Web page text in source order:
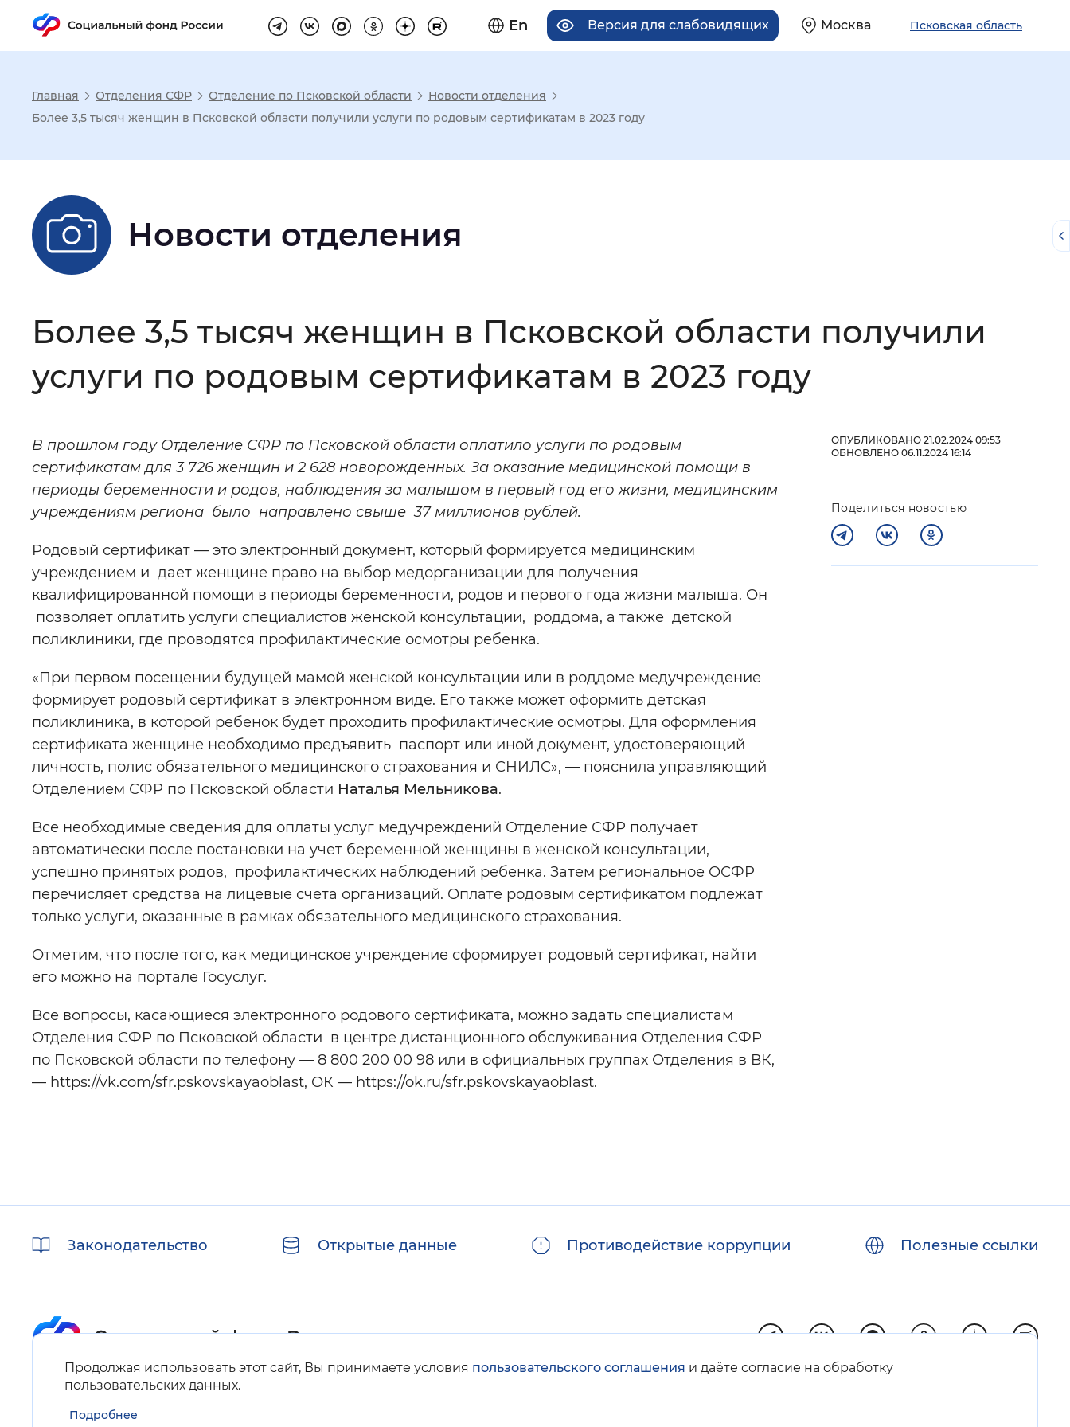
En Версия для слабовидящих Москва Псковская область
Настройка режима отображения
Шрифт: Без засечек С засечками
Большой
Цвет сайта Монохромный Инверсивный монохромный Синий фон
Изображения: Включены Выключены
Звуковой ассистент: Воспроизвести Остановить
Вернуть стандартные настройки
Главная Отделения СФР Отделение по Псковской области
Новости отделения
Более 3,5 тысяч женщин в Псковской области получили услуги по родовым сертификатам в 2023 году
Новости отделения
Более 3,5 тысяч женщин в Псковской области получили
услуги по родовым сертификатам в 2023 году
В прошлом году Отделение СФР по Псковской области оплатило услуги по родовым
сертификатам для 3 726 женщин и 2 628 новорожденных. За оказание медицинской помощи в
периоды беременности и родов, наблюдения за малышом в первый год его жизни, медицинским
учреждениям региона было направлено свыше 37 миллионов рублей.
Родовый сертификат — это электронный документ, который формируется медицинским
учреждением и дает женщине право на выбор медорганизации для получения
квалифицированной помощи в периоды беременности, родов и первого года жизни малыша. Он
позволяет оплатить услуги специалистов женской консультации, роддома, а также детской
поликлиники, где проводятся профилактические осмотры ребенка.
«При первом посещении будущей мамой женской консультации или в роддоме медучреждение
формирует родовый сертификат в электронном виде. Его также может оформить детская
поликлиника, в которой ребенок будет проходить профилактические осмотры. Для оформления
сертификата женщине необходимо предъявить паспорт или иной документ, удостоверяющий
личность, полис обязательного медицинского страхования и СНИЛС», — пояснила управляющий
Отделением СФР по Псковской области Наталья Мельникова.
Все необходимые сведения для оплаты услуг медучреждений Отделение СФР получает
автоматически после постановки на учет беременной женщины в женской консультации,
успешно принятых родов, профилактических наблюдений ребенка. Затем региональное ОСФР
перечисляет средства на лицевые счета организаций. Оплате родовым сертификатом подлежат
только услуги, оказанные в рамках обязательного медицинского страхования.
Отметим, что после того, как медицинское учреждение сформирует родовый сертификат, найти
его можно на портале Госуслуг.
Все вопросы, касающиеся электронного родового сертификата, можно задать специалистам
Отделения СФР по Псковской области в центре дистанционного обслуживания Отделения СФР
по Псковской области по телефону — 8 800 200 00 98 или в официальных группах Отделения в ВК,
— https://vk.com/sfr.pskovskayaoblast, ОК — https://ok.ru/sfr.pskovskayaoblast.
ОПУБЛИКОВАНО 21.02.2024 09:53
ОБНОВЛЕНО 06.11.2024 16:14
Поделиться новостью
Продолжая использовать этот сайт, Вы принимаете условия пользовательского соглашения и даёте согласие на обработку
пользовательских данных.
Подробнее
ссылкиЗаконодательство Открытые данные Противодействие коррупции Полезные ссылки
Карта сайта
Нашли ошибку на сайте?